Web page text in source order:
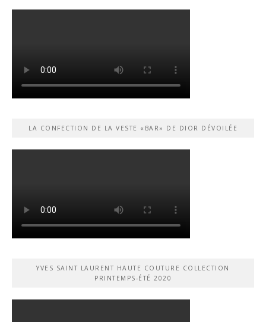
LA CONFECTION DE LA VESTE «BAR» DE DIOR DÉVOILÉE
YVES SAINT LAURENT HAUTE COUTURE COLLECTION
PRINTEMPS-ÉTÉ 2020